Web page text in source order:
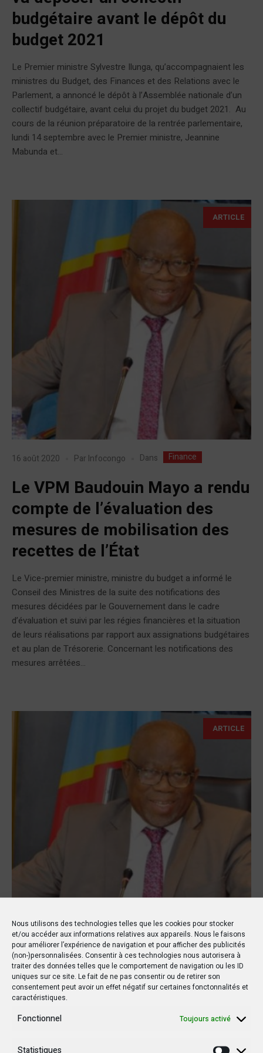
Nous utilisons des technologies telles que les cookies pour stocker
et/ou accéder aux informations relatives aux appareils. Nous le faisons
pour améliorer l’expérience de navigation et pour afficher des publicités
(non-)personnalisées. Consentir à ces technologies nous autorisera à
traiter des données telles que le comportement de navigation ou les ID
uniques sur ce site. Le fait de ne pas consentir ou de retirer son
consentement peut avoir un effet négatif sur certaines fonctonnalités et
caractéristiques.
Fonctionnel Toujours activé
Statistiques
budgétaire avant le dépôt du
budget 2021
Le Premier ministre Sylvestre Ilunga, qu’accompagnaient les
ministres du Budget, des Finances et des Relations avec le
Parlement, a annoncé le dépôt à l’Assemblée nationale d’un
collectif budgétaire, avant celui du projet du budget 2021. Au
cours de la réunion préparatoire de la rentrée parlementaire,
lundi 14 septembre avec le Premier ministre, Jeannine
Mabunda et...
ARTICLE
16 août 2020 Par Infocongo Dans Finance
Le VPM Baudouin Mayo a rendu
compte de l’évaluation des
mesures de mobilisation des
recettes de l’État
Le Vice-premier ministre, ministre du budget a informé le
Conseil des Ministres de la suite des notifications des
mesures décidées par le Gouvernement dans le cadre
d’évaluation et suivi par les régies financières et la situation
de leurs réalisations par rapport aux assignations budgétaires
et au plan de Trésorerie. Concernant les notifications des
mesures arrêtées...
ARTICLE
27 septembre 2019 ParInfocongo Dans Economie
Le gouvernement s’engage à
récupérer 6 milliards de FC des
agents fictifs